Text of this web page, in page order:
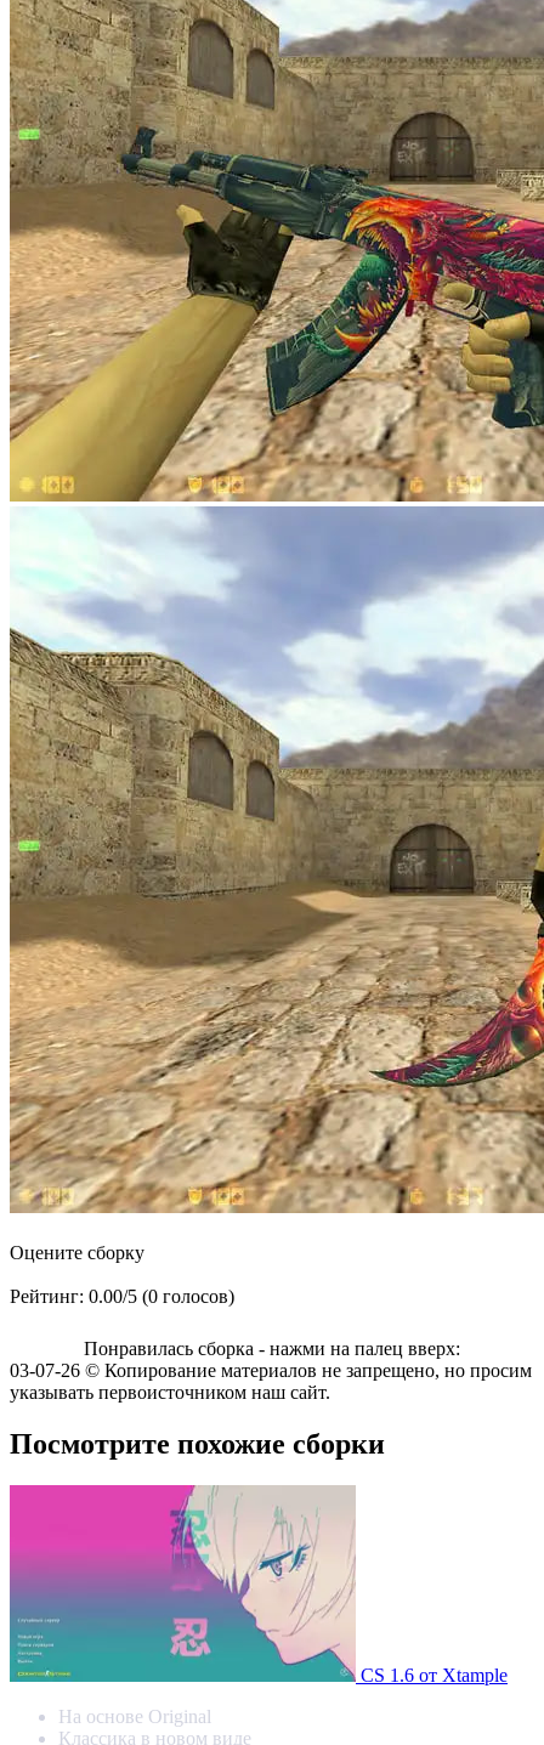
Оцените сборку
Рейтинг: 0.00/5 (0 голосов)
Понравилась сборка - нажми на палец вверх:
03-07-26 © Копирование материалов не запрещено, но просим
указывать первоисточником наш сайт.
Посмотрите похожие сборки
CS 1.6 от Xtample
На основе Original
Классика в новом виде